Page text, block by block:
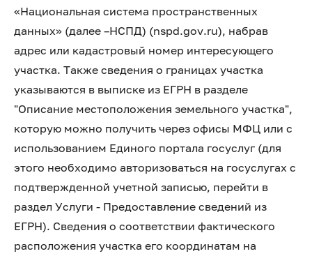
«Национальная система пространственных
данных» (далее –НСПД) (nspd.gov.ru), набрав
адрес или кадастровый номер интересующего
участка. Также сведения о границах участка
указываются в выписке из ЕГРН в разделе
"Описание местоположения земельного участка",
которую можно получить через офисы МФЦ или с
использованием Единого портала госуслуг (для
этого необходимо авторизоваться на госуслугах с
подтвержденной учетной записью, перейти в
раздел Услуги - Предоставление сведений из
ЕГРН). Сведения о соответствии фактического
расположения участка его координатам на